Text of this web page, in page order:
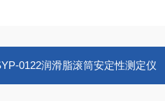
0122润滑脂滚筒安定性测定仪